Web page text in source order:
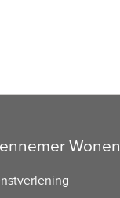
Wonen